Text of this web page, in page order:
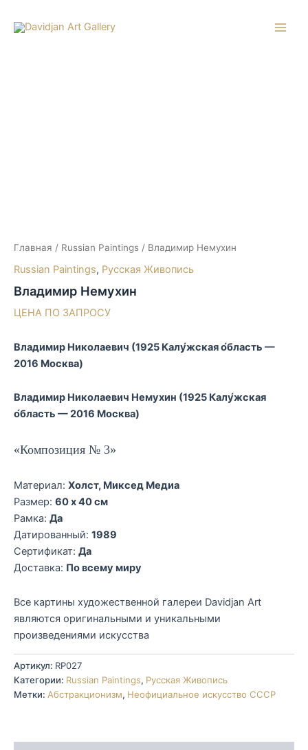
Главная / Russian Paintings / Владимир Немухин
Russian Paintings, Русская Живопись
Владимир Немухин
ЦЕНА ПО ЗАПРОСУ
Владимир Николаевич (1925 Калу́жская о́бласть —
2016 Москва)
Владимир Николаевич Немухин (1925 Калу́жская
о́бласть — 2016 Москва)
«Композиция № 3»
Материал: Холст, Миксед Медиа
Размер: 60 x 40 см
Рамка: Да
Датированный: 1989
Сертификат: Да
Доставка: По всему миру
Все картины художественной галереи Davidjan Art
являются оригинальными и уникальными
произведениями искусства
Артикул: RP027
Категории: Russian Paintings, Русская Живопись
Метки: Абстракционизм, Неофициальное искусство СССР